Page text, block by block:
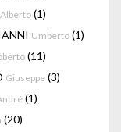
Alberto (1)
Umberto (1)
(11)
Giuseppe (3)
(1)
(20)